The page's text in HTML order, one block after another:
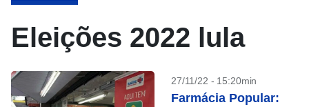
Eleições 2022 lula
27/11/22 - 15:20min
Farmácia Popular: